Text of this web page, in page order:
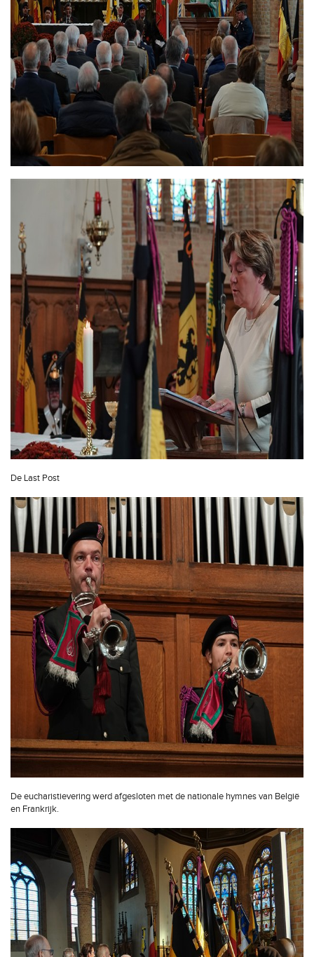
De Last Post
De eucharistievering werd afgesloten met de nationale hymnes van België
en Frankrijk.